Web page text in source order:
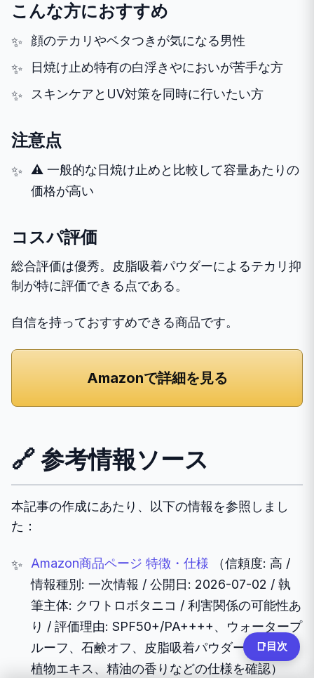
こんな方におすすめ
顔のテカリやベタつきが気になる男性
日焼け止め特有の白浮きやにおいが苦手な方
スキンケアとUV対策を同時に行いたい方
注意点
⚠️ 一般的な日焼け止めと比較して容量あたりの
価格が高い
コスパ評価
総合評価は優秀。皮脂吸着パウダーによるテカリ抑
制が特に評価できる点である。
自信を持っておすすめできる商品です。
Amazonで詳細を見る
🔗 参考情報ソース
本記事の作成にあたり、以下の情報を参照しまし
た：
Amazon商品ページ 特徴・仕様 （信頼度: 高 /
情報種別: 一次情報 / 公開日: 2026-07-02 / 執
筆主体: クワトロボタニコ / 利害関係の可能性あ
り / 評価理由: SPF50+/PA++++、ウォータープ
ルーフ、石鹸オフ、皮脂吸着パウダー、4種の
植物エキス、精油の香りなどの仕様を確認）
📑 目次